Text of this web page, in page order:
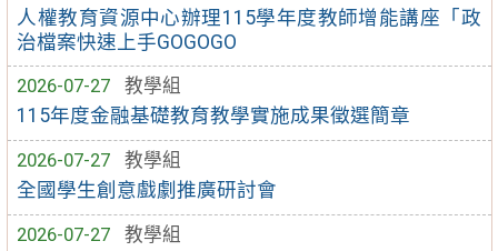
人權教育資源中心辦理115學年度教師增能講座「政
治檔案快速上手GOGOGO
2026-07-27
教學組
115年度金融基礎教育教學實施成果徵選簡章
2026-07-27
教學組
全國學生創意戲劇推廣研討會
2026-07-27
教學組